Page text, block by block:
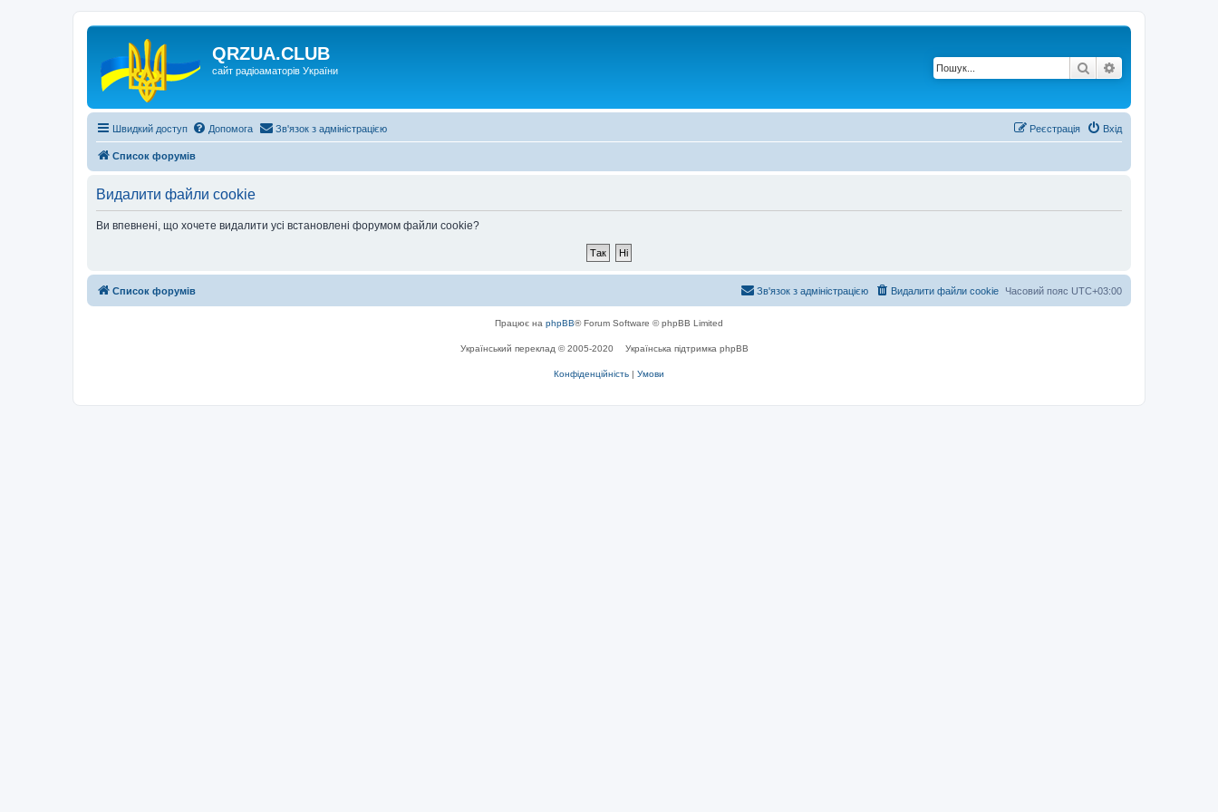
QRZUA.CLUB
сайт радіоаматорів України Пошук
Швидкий доступ Допомога Зв'язок з адміністрацією Вхід
Реєстрація
Список форумів
Видалити файли cookie
Ви впевнені, що хочете видалити усі встановлені форумом файли cookie?
Список форумів Часовий пояс UTC+03:00
Видалити файли cookie
Зв'язок з адміністрацією
Працює на phpBB® Forum Software © phpBB Limited
Український переклад © 2005-2020 Українська підтримка phpBB
Конфіденційність | Умови